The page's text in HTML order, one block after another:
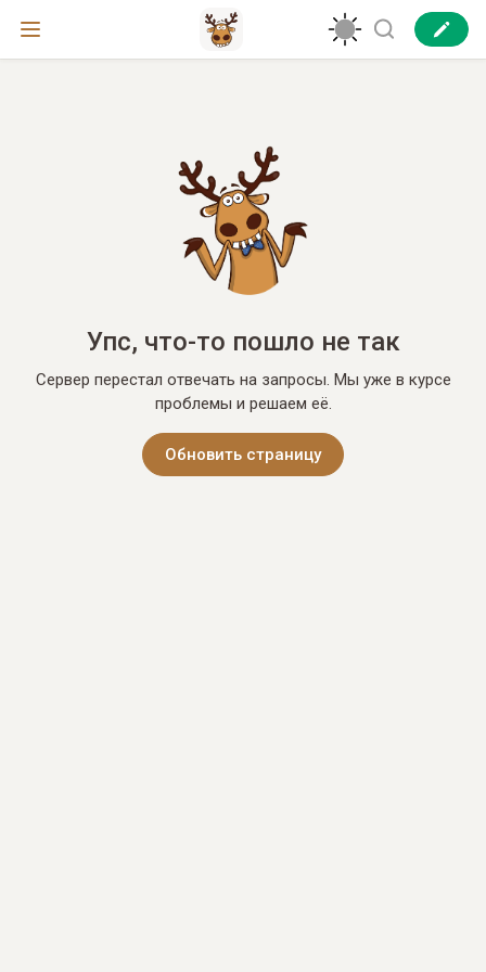
Упс, что-то пошло не так
Сервер перестал отвечать на запросы. Мы уже в курсе
проблемы и решаем её.
Обновить страницу